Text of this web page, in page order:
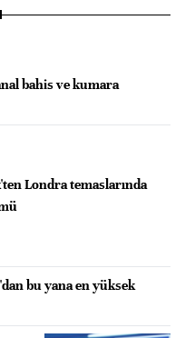
bahis ve kumara
Londra temaslarında
bu yana en yüksek